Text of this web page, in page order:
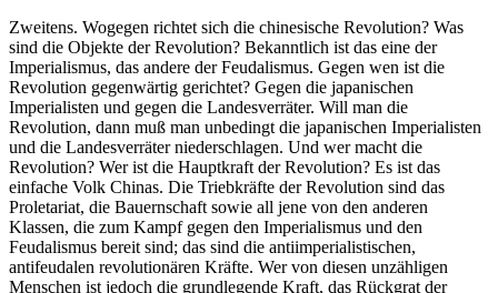
Zweitens. Wogegen richtet sich die chinesische Revolution? Was
sind die Objekte der Revolution? Bekanntlich ist das eine der
Imperialismus, das andere der Feudalismus. Gegen wen ist die
Revolution gegenwärtig gerichtet? Gegen die japanischen
Imperialisten und gegen die Landesverräter. Will man die
Revolution, dann muß man unbedingt die japanischen Imperialisten
und die Landesverräter niederschlagen. Und wer macht die
Revolution? Wer ist die Hauptkraft der Revolution? Es ist das
einfache Volk Chinas. Die Triebkräfte der Revolution sind das
Proletariat, die Bauernschaft sowie all jene von den anderen
Klassen, die zum Kampf gegen den Imperialismus und den
Feudalismus bereit sind; das sind die antiimperialistischen,
antifeudalen revolutionären Kräfte. Wer von diesen unzähligen
Menschen ist jedoch die grundlegende Kraft, das Rückgrat der